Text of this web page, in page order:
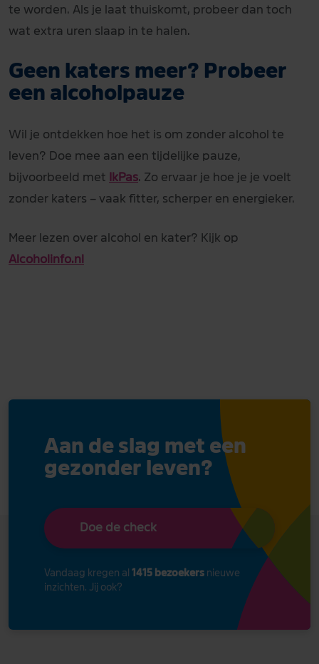
te worden. Als je laat thuiskomt, probeer dan toch
wat extra uren slaap in te halen.
Geen katers meer? Probeer
een alcoholpauze
Wil je ontdekken hoe het is om zonder alcohol te
leven? Doe mee aan een tijdelijke pauze,
bijvoorbeeld met
IkPas. Zo ervaar je hoe je je voelt
zonder katers – vaak fitter, scherper en energieker.
Meer lezen over alcohol en kater? Kijk op
Alcoholinfo.nl
Aan de slag met een
gezonder leven?
Doe de check
Vandaag kregen al 1415 bezoekers nieuwe
inzichten. Jij ook?